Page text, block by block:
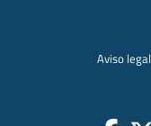
Aviso legal